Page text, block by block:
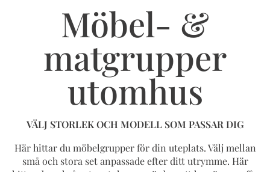
Möbel- &
matgrupper
utomhus
VÄLJ STORLEK OCH MODELL SOM PASSAR DIG
Här hittar du möbelgrupper för din uteplats. Välj mellan
små och stora set anpassade efter ditt utrymme. Här